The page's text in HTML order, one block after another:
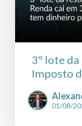
3º lote
Imposto
01/08/